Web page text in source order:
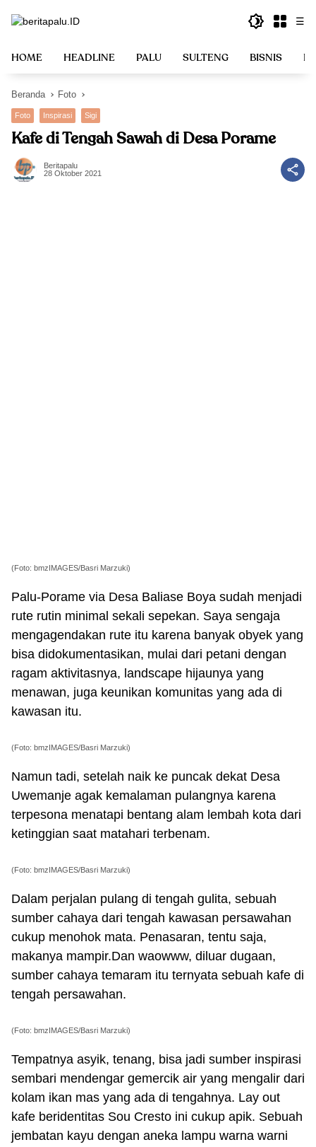
☰
HOME HEADLINE PALU SULTENG BISNIS
Beranda Foto
Foto Inspirasi Sigi
Kafe di Tengah Sawah di Desa Porame
Beritapalu
28 Oktober 2021
(Foto: bmzIMAGES/Basri Marzuki)
Palu-Porame via Desa Baliase Boya sudah menjadi
rute rutin minimal sekali sepekan. Saya sengaja
mengagendakan rute itu karena banyak obyek yang
bisa didokumentasikan, mulai dari petani dengan
ragam aktivitasnya, landscape hijaunya yang
menawan, juga keunikan komunitas yang ada di
kawasan itu.
(Foto: bmzIMAGES/Basri Marzuki)
Namun tadi, setelah naik ke puncak dekat Desa
Uwemanje agak kemalaman pulangnya karena
terpesona menatapi bentang alam lembah kota dari
ketinggian saat matahari terbenam.
(Foto: bmzIMAGES/Basri Marzuki)
Dalam perjalan pulang di tengah gulita, sebuah
sumber cahaya dari tengah kawasan persawahan
cukup menohok mata. Penasaran, tentu saja,
makanya mampir.Dan waowww, diluar dugaan,
sumber cahaya temaram itu ternyata sebuah kafe di
tengah persawahan.
(Foto: bmzIMAGES/Basri Marzuki)
Tempatnya asyik, tenang, bisa jadi sumber inspirasi
sembari mendengar gemercik air yang mengalir dari
kolam ikan mas yang ada di tengahnya. Lay out
kafe beridentitas Sou Cresto ini cukup apik. Sebuah
jembatan kayu dengan aneka lampu warna warni